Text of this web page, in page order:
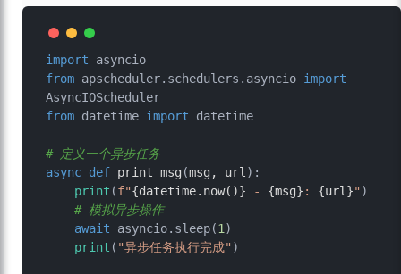
import
from apscheduler.schedulers.asyncio import
from datetime import datetime
# 定义一个异步任务
async def print_msg (msg, url):
print (f"{datetime.now()} - {msg} : {url}" )
# 模拟异步操作
await asyncio.sleep(1)
print ( "异步任务执行完成" )